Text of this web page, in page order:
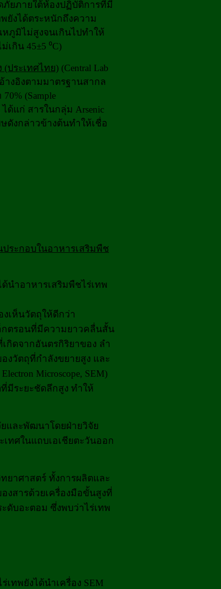
ภัยภายใต้ห้องปฏิบัติการที่มี
ยังได้ตระหนักถึงความ
ภูมิไม่สูงจนเกินไปทำให้
กิน 45±5 ⁰C)
ประเทศไทย) (Central Lab
างอิงตามมาตรฐานสากล
(Sample
ด้แก่ สารในกลุ่ม Arsenic
ษดังกล่าวข้างต้นทำให้เชื่อ
ระกอบในอาหารเสริมพืช
นำอาหารเสริมพืชไร่เทพ
งเห็นวัตถุให้ดีกว่า
กตรอนที่มีความยาวคลื่นสั้น
ดจากอันตรกิริยาของ ลํา
วัตถุที่กําลังขยายสูง และ
Microscope, SEM)
มีระยะชัดลึกสูง ทำให้
และพัฒนาโดยฝ่ายวิจัย
ทศในแถบเอเชียตะวันออก
ยาศาสตร์ ทั้งการผลิตและ
งสารด้วยเครื่องมือขั้นสูงที่
ะดับอะตอม ซึ่งพบว่าไร่เทพ
เทพยังได้นำเครื่อง SEM